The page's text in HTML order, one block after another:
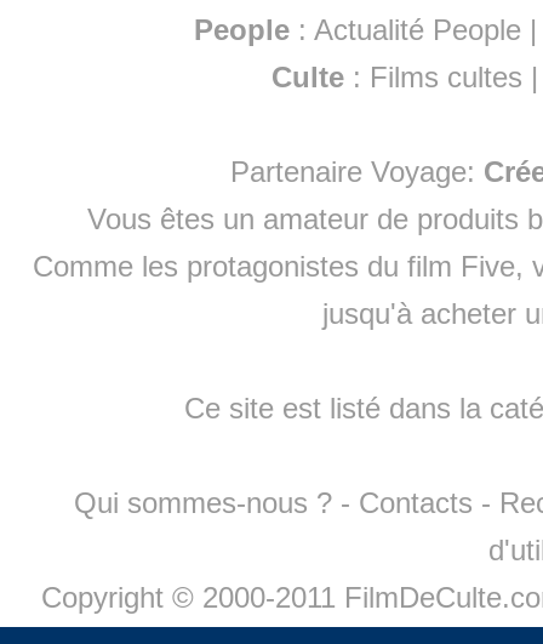
People :Actualité People
Culte : Films cultes
Partenaire Voyage:
Vous êtes un amateur de produits
Comme les protagonistes du film Five,
jusqu'à acheter
Ce site est listé dans la
Qui sommes-nous ? - Contacts -
Copyright © 2000-2011